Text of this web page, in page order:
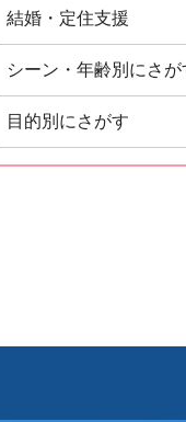
結婚・定住支援
シーン・年齢別にさが
目的別にさがす